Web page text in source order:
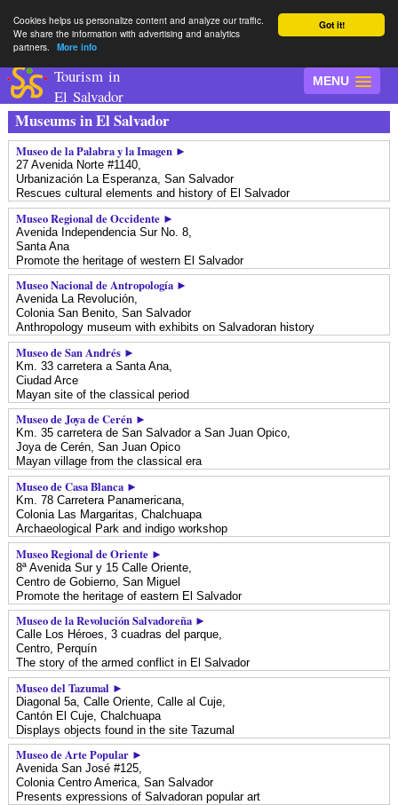
Got it!
Cookies helps us personalize content and analyze our traffic.
We share the information with advertising and analytics
partners.
More info
MENU
Tourism in
El Salvador
Museums in El Salvador
Museo de la Palabra y la Imagen ►
27 Avenida Norte #1140,
Urbanización La Esperanza,San Salvador
Rescues cultural elements and history of El Salvador
Museo Regional de Occidente ►
Avenida Independencia Sur No. 8,
Santa Ana
Promote the heritage of western El Salvador
Museo Nacional de Antropología ►
Avenida La Revolución,
Colonia San Benito,San Salvador
Anthropology museum with exhibits on Salvadoran history
Museo de San Andrés ►
Km. 33 carretera a Santa Ana,
Ciudad Arce
Mayan site of the classical period
Museo de Joya de Cerén ►
Km. 35 carretera de San Salvador a San Juan Opico,
Joya de Cerén,San Juan Opico
Mayan village from the classical era
Museo de Casa Blanca ►
Km. 78 Carretera Panamericana,
Colonia Las Margaritas,Chalchuapa
Archaeological Park and indigo workshop
Museo Regional de Oriente ►
8ª Avenida Sur y 15 Calle Oriente,
Centro de Gobierno,San Miguel
Promote the heritage of eastern El Salvador
Museo de la Revolución Salvadoreña ►
Calle Los Héroes, 3 cuadras del parque,
Centro, Perquín
The story of the armed conflict in El Salvador
Museo del Tazumal ►
Diagonal 5a, Calle Oriente, Calle al Cuje,
Cantón El Cuje,Chalchuapa
Displays objects found in the site Tazumal
Museo de Arte Popular ►
Avenida San José #125,
Colonia Centro America,San Salvador
Presents expressions of Salvadoran popular art